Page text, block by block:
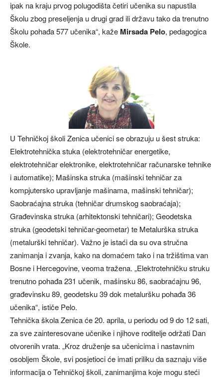
ipak na kraju prvog polugodišta četiri učenika su napustila
Školu zbog preseljenja u drugi grad ili državu tako da trenutno
Školu pohađa 577 učenika“, kaže Mirsada Pelo, pedagogica
Škole.
U Tehničkoj školi Zenica učenici se obrazuju u šest struka:
Elektrotehnička stuka (elektrotehničar energetike,
elektrotehničar elektronike, elektrotehničar računarske tehnike
i automatike); Mašinska struka (mašinski tehničar za
kompjutersko upravljanje mašinama, mašinski tehničar);
Saobraćajna struka (tehničar drumskog saobraćaja);
Građevinska struka (arhitektonski tehničari); Geodetska
struka (geodetski tehničar-geometar) te Metalurška struka
(metalurški tehničar). Važno je istaći da su ova stručna
zanimanja i zvanja, kako na domaćem tako i na tržištima van
Bosne i Hercegovine, veoma tražena. „Elektrotehničku struku
trenutno pohađa 231 učenik, mašinsku 86, saobraćajnu 96,
građevinsku 89, geodetsku 39 dok metaluršku pohađa 36
učenika“, ističe Pelo.
Tehnička škola Zenica će 20. aprila, u periodu od 9 do 12 sati,
za sve zainteresovane učenike i njihove roditelje održati Dan
otvorenih vrata. „Kroz druženje sa učenicima i nastavnim
osobljem Škole, svi posjetioci će imati priliku da saznaju više
informacija o Tehničkoj školi, zanimanjima koje mogu steći